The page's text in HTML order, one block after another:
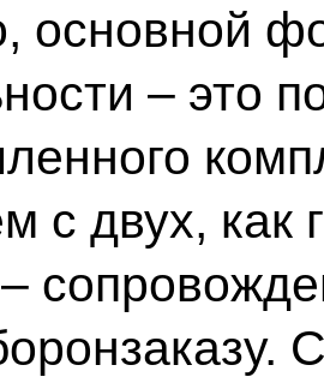
основной
– это
с двух, как